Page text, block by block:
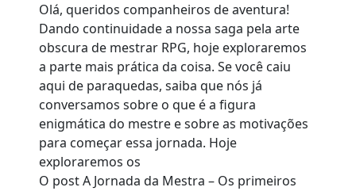
Olá, queridos companheiros de aventura!
Dando continuidade a nossa saga pela arte
obscura de mestrar RPG, hoje exploraremos
a parte mais prática da coisa. Se você caiu
aqui de paraquedas, saiba que nós já
conversamos sobre o que é a figura
enigmática do mestre e sobre as motivações
para começar essa jornada. Hoje
exploraremos os
O post A Jornada da Mestra – Os primeiros